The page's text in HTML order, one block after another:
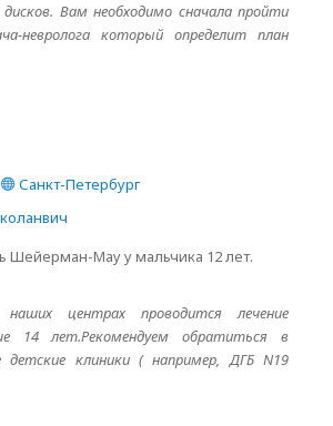
Вам необходимо сначала пройти
невролога который определит план
Санкт-Петербург
Шейерман-Мау у мальчика 12 лет.
центрах проводится лечение
14 лет.Рекомендуем обратиться в
детские клиники ( например, ДГБ N19